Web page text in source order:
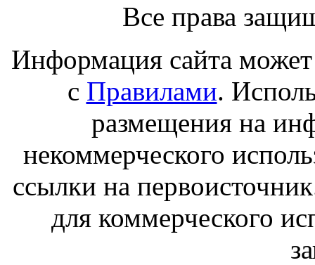
Все права
Информация сайта может
с Правилами.
размещения на
некоммерческого
ссылки на
для коммерческого